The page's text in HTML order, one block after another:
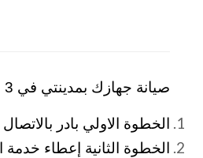
صيانة جهازك بمدينتي في 3 خطوات فقط
الخطوة الاولي بادر بالاتصال
الخطوة الثانية إعطاء